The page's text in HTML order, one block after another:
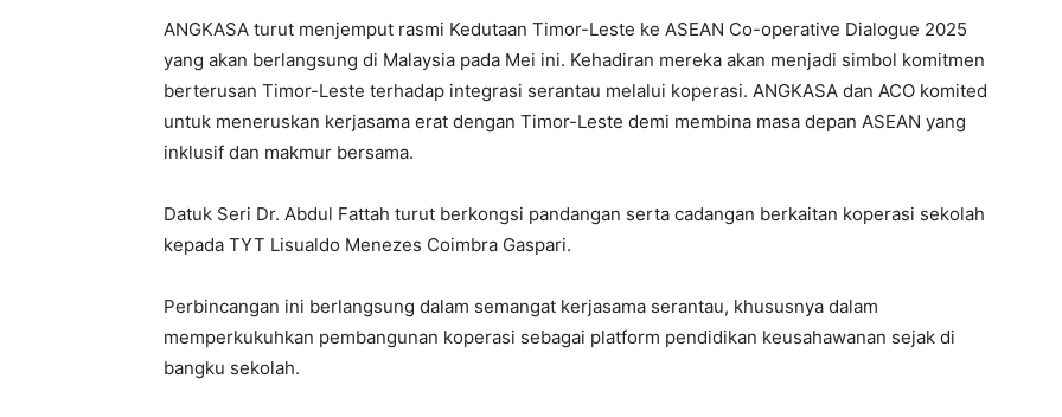
ANGKASA turut menjemput rasmi Kedutaan Timor-Leste ke ASEAN Co-operative Dialogue 2025
yang akan berlangsung di Malaysia pada Mei ini. Kehadiran mereka akan menjadi simbol komitmen
berterusan Timor-Leste terhadap integrasi serantau melalui koperasi. ANGKASA dan ACO komited
untuk meneruskan kerjasama erat dengan Timor-Leste demi membina masa depan ASEAN yang
inklusif dan makmur bersama.
Datuk Seri Dr. Abdul Fattah turut berkongsi pandangan serta cadangan berkaitan koperasi sekolah
kepada TYT Lisualdo Menezes Coimbra Gaspari.
Perbincangan ini berlangsung dalam semangat kerjasama serantau, khususnya dalam
memperkukuhkan pembangunan koperasi sebagai platform pendidikan keusahawanan sejak di
bangku sekolah.